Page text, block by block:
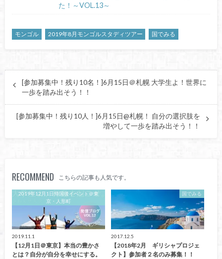
た！～VOL.13～
モンゴル 2019年8月モンゴルスタディツアー 国でみる
[参加募集中！残り10名！]6月15日＠札幌 大学生よ！世界に
一歩を踏み出そう！！
[参加募集中！残り10人！]6月15日@札幌！ 自分の選択肢を
増やして一歩を踏み出そう！！
RECOMMEND こちらの記事も人気です。
2019年12月1日帰国後イベント＠東
京・人形町
2019.11.1
【12月1日＠東京】本当の豊かさ
とは？自分が自分を幸せにする。
国でみる
2017.12.5
【2018年2月 ギリシャプロジェ
クト】参加者２名のみ募集！！